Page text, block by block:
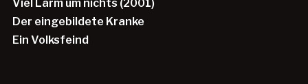
Viel Lärm um nichts (2001)
Der eingebildete Kranke
Ein Volksfeind